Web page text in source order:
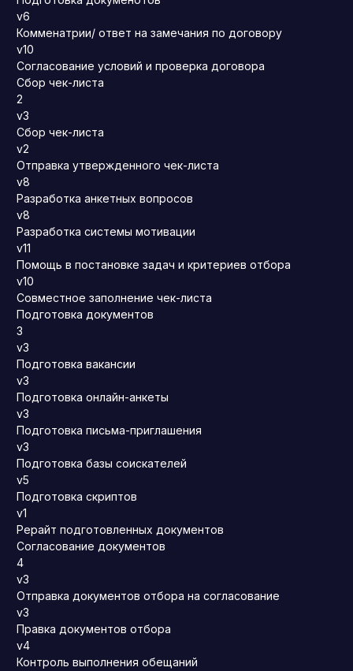
v6
Комменатрии/ ответ на замечания по договору
v10
Согласование условий и проверка договора
Сбор чек-листа
2
v3
Сбор чек-листа
v2
Отправка утвержденного чек-листа
v8
Разработка анкетных вопросов
v8
Разработка системы мотивации
v11
Помощь в постановке задач и критериев отбора
v10
Совместное заполнение чек-листа
Подготовка документов
3
v3
Подготовка вакансии
v3
Подготовка онлайн-анкеты
v3
Подготовка письма-приглашения
v3
Подготовка базы соискателей
v5
Подготовка скриптов
v1
Рерайт подготовленных документов
Согласование документов
4
v3
Отправка документов отбора на согласование
v3
Правка документов отбора
v4
Контроль выполнения обещаний